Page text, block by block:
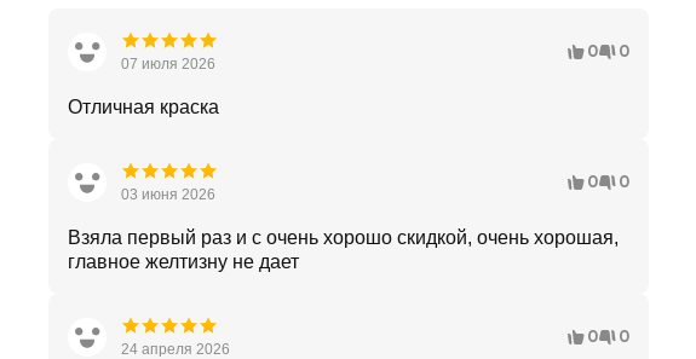
07 июля 2026
0 0
Отличная краска
03 июня 2026
0 0
Взяла первый раз и с очень хорошо скидкой, очень хорошая,
главное желтизну не дает
24 апреля 2026
0 0